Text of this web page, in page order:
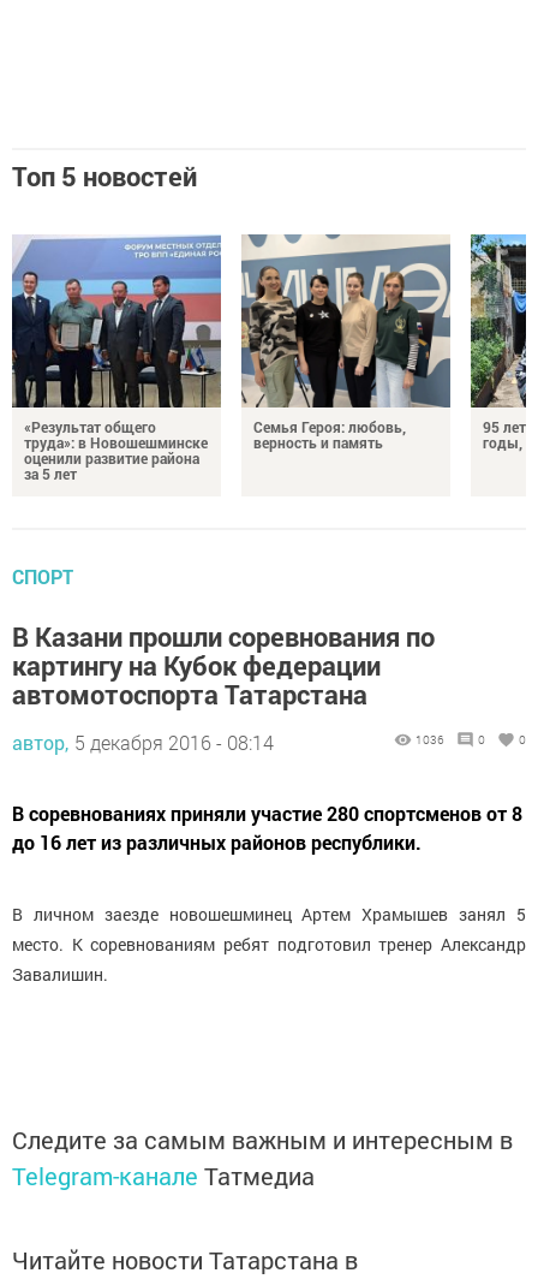
Топ 5 новостей
«Результат общего
труда»: в Новошешминске
оценили развитие района
за 5 лет
Семья Героя: любовь,
верность и память
95 лет
годы,
СПОРТ
В Казани прошли соревнования по
картингу на Кубок федерации
автомотоспорта Татарстана
автор, 5 декабря 2016 - 08:14 1036 0 0
В соревнованиях приняли участие 280 спортсменов от 8
до 16 лет из различных районов республики.
В личном заезде новошешминец Артем Храмышев занял 5
место. К соревнованиям ребят подготовил тренер Александр
Завалишин.
Следите за самым важным и интересным в
Telegram-канале Татмедиа
Читайте новости Татарстана в